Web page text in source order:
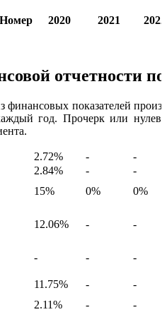
Номер
2020 2021 2022
отчетности
финансовых показателей
год. Прочерк или
2.72% -
-
2.84% -
-
15% 0%
0%
12.06% - -
- -
-
11.75% -
-
2.11% -
-